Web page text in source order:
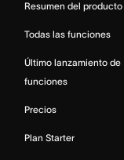
Resumen del producto
Todas las funciones
Último lanzamiento de
funciones
Precios
Plan Starter